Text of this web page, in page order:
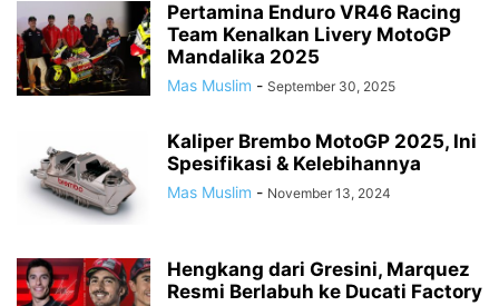
Pertamina Enduro VR46 Racing
Team Kenalkan Livery MotoGP
Mandalika 2025
Mas Muslim - September 30, 2025
Kaliper Brembo MotoGP 2025, Ini
Spesifikasi & Kelebihannya
Mas Muslim - November 13, 2024
Hengkang dari Gresini, Marquez
Resmi Berlabuh ke Ducati Factory